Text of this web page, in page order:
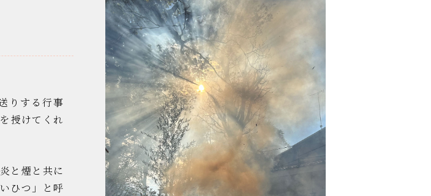
りする行事
授けてくれ
と煙と共に
ひつ」と呼